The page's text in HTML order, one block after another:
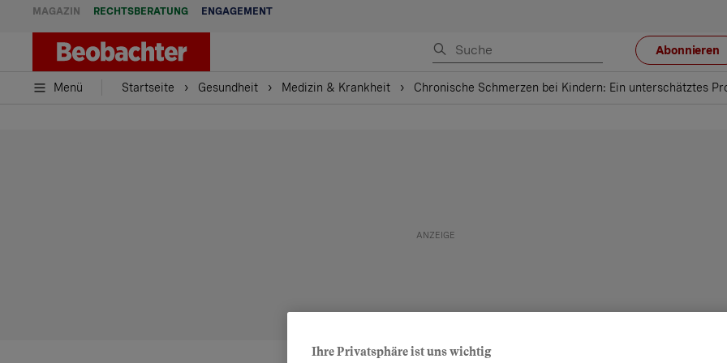
MAGAZIN RECHTSBERATUNG ENGAGEMENT
Abonnieren
Menü Startseite Gesundheit Medizin & Krankheit Chronische Schmerzen bei Kindern: Ein unterschätztes
Ihre Privatsphäre ist uns wichtig